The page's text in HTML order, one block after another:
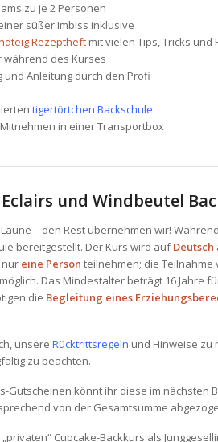
zu je 2 Personen
süßer Imbiss inklusive
Rezeptheft mit vielen Tips, Tricks und
des Kurses
und Anleitung durch den Profi
tigertörtchen Backschule
in einer Transportbox
und Windbeutel
– den Rest übernehmen wir!
bereitgestellt. Der Kurs wird aufDeutsch
eine Person teilnehmen; die
Das Mindestalter beträgt 16 Jahre
die Begleitung eines
unsere Rücktrittsregeln und Hinweise zu
zu beachten.
Gutscheinen könnt ihr diese im nächsten
von der Gesamtsumme
Cupcake-Backkurs als